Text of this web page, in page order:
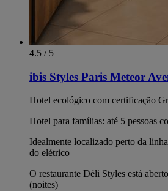
4.5 / 5
ibis Styles Paris Meteor
Hotel ecológico com certificação
Hotel para famílias: até 5 pessoas
Idealmente localizado perto da
do elétrico
O restaurante Déli Styles está
(noites)